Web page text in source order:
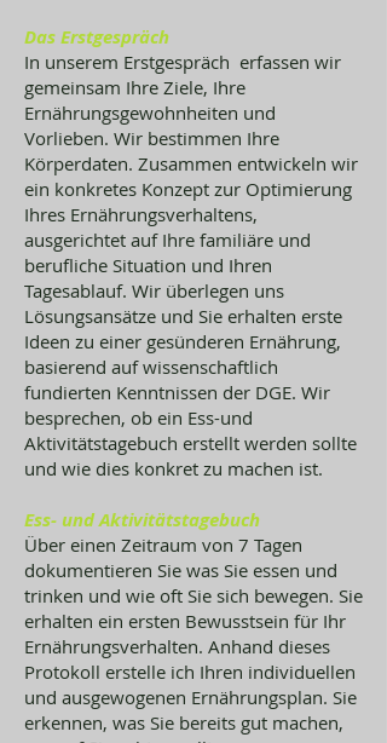
Das Erstgespräch
In unserem Erstgespräch erfassen wir
gemeinsam Ihre Ziele, Ihre
Ernährungsgewohnheiten und
Vorlieben. Wir bestimmen Ihre
Körperdaten. Zusammen entwickeln wir
ein konkretes Konzept zur Optimierung
Ihres Ernährungsverhaltens,
ausgerichtet auf Ihre familiäre und
berufliche Situation und Ihren
Tagesablauf. Wir überlegen uns
Lösungsansätze und Sie erhalten erste
Ideen zu einer gesünderen Ernährung,
basierend auf wissenschaftlich
fundierten Kenntnissen der DGE. Wir
besprechen, ob ein Ess-und
Aktivitätstagebuch erstellt werden sollte
und wie dies konkret zu machen ist.
Ess- und Aktivitätstagebuch
Über einen Zeitraum von 7 Tagen
dokumentieren Sie was Sie essen und
trinken und wie oft Sie sich bewegen. Sie
erhalten ein ersten Bewusstsein für Ihr
Ernährungsverhalten. Anhand dieses
Protokoll erstelle ich Ihren individuellen
und ausgewogenen Ernährungsplan. Sie
erkennen, was Sie bereits gut machen,